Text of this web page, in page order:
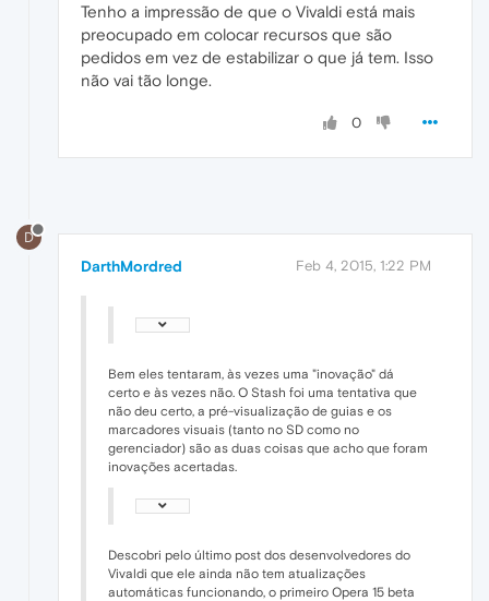
Tenho a impressão de que o Vivaldi está mais
preocupado em colocar recursos que são
pedidos em vez de estabilizar o que já tem. Isso
não vai tão longe.
0
D
DarthMordred Feb 4, 2015, 1:22 PM
Bem eles tentaram, às vezes uma "inovação" dá
certo e às vezes não. O Stash foi uma tentativa que
não deu certo, a pré-visualização de guias e os
marcadores visuais (tanto no SD como no
gerenciador) são as duas coisas que acho que foram
inovações acertadas.
Descobri pelo último post dos desenvolvedores do
Vivaldi que ele ainda não tem atualizações
automáticas funcionando, o primeiro Opera 15 beta